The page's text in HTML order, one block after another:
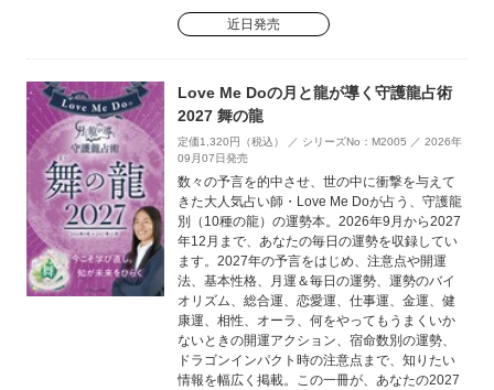
近日発売
Love Me Doの月と龍が導く守護龍占術
2027 舞の龍
定価1,320円（税込） ／ シリーズNo：M2005 ／ 2026年
09月07日発売
数々の予言を的中させ、世の中に衝撃を与えて
きた大人気占い師・Love Me Doが占う、守護龍
別（10種の龍）の運勢本。2026年9月から2027
年12月まで、あなたの毎日の運勢を収録してい
ます。2027年の予言をはじめ、注意点や開運
法、基本性格、月運＆毎日の運勢、運勢のバイ
オリズム、総合運、恋愛運、仕事運、金運、健
康運、相性、オーラ、何をやってもうまくいか
ないときの開運アクション、宿命数別の運勢、
ドラゴンインパクト時の注意点まで、知りたい
情報を幅広く掲載。この一冊が、あなたの2027